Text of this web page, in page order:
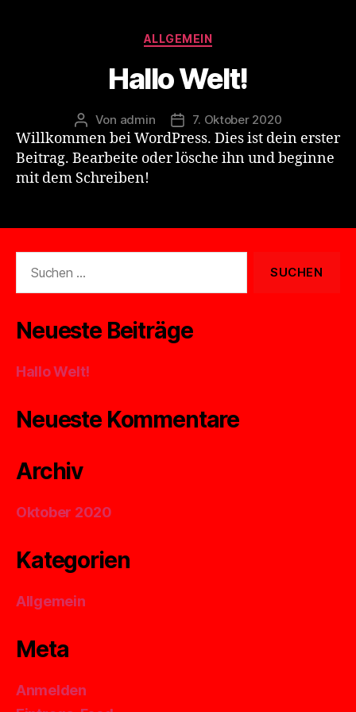
Kategorien
ALLGEMEIN
Hallo Welt!
Beitragsautor
Von admin Beitragsdatum
7. Oktober 2020
Willkommen bei WordPress. Dies ist dein erster
Beitrag. Bearbeite oder lösche ihn und beginne
mit dem Schreiben!
nach:
Neueste Beiträge
Hallo Welt!
Neueste Kommentare
Archiv
Oktober 2020
Kategorien
Allgemein
Meta
Anmelden